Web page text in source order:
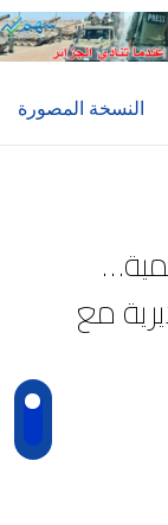
النسخة المصورة
مع